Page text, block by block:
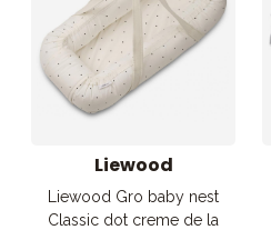
Liewood
Liewood Gro baby nest
Classic dot creme de la